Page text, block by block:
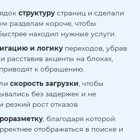
структуру страниц и сделали
разделам короче, чтобы
находил нужные услуги.
и логику переходов, убрав
расставив акценты на блоках,
к обращению.
скорость загрузки , чтобы
без задержек и не
рост отказов.
, благодаря которой
отображаться в поиске и